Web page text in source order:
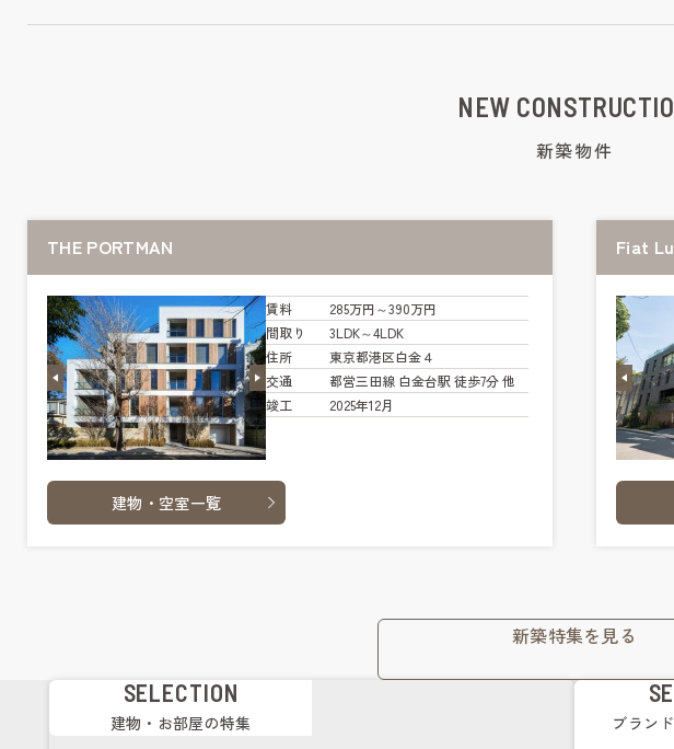
NEW
新築物件
THE PORTMAN
賃料
285万円～390万円
間取り
3LDK～4LDK
住所
東京都港区白金４
交通
都営三田線 白金台駅 徒歩7分 他
竣工
2025年12月
建物・空室一覧
Fiat
新築特集を見る
SELECTION
建物・お部屋の特集 ブラン